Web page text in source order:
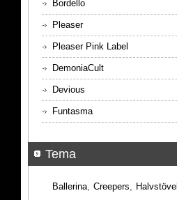
Bordello
Pleaser
Pleaser Pink Label
DemoniaCult
Devious
Funtasma
Tema
Ballerina, Creepers, Halvstövel